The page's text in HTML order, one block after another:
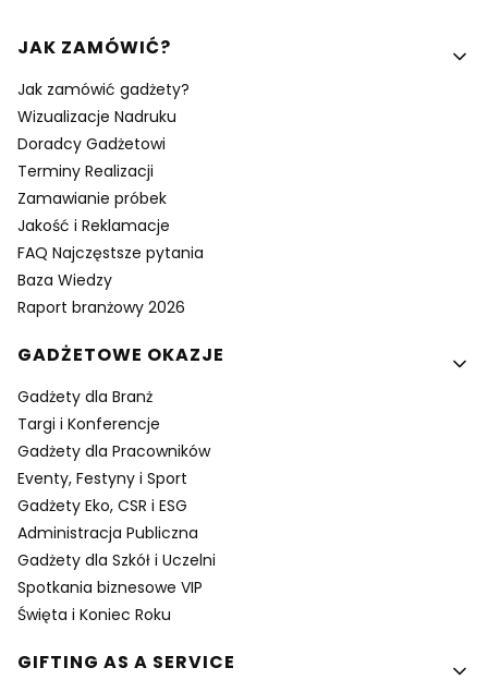
Linki w stopce
JAK ZAMÓWIĆ?
Jak zamówić gadżety?
Wizualizacje Nadruku
Doradcy Gadżetowi
Terminy Realizacji
Zamawianie próbek
Jakość i Reklamacje
FAQ Najczęstsze pytania
Baza Wiedzy
Raport branżowy 2026
GADŻETOWE OKAZJE
Gadżety dla Branż
Targi i Konferencje
Gadżety dla Pracowników
Eventy, Festyny i Sport
Gadżety Eko, CSR i ESG
Administracja Publiczna
Gadżety dla Szkół i Uczelni
Spotkania biznesowe VIP
Święta i Koniec Roku
GIFTING AS A SERVICE